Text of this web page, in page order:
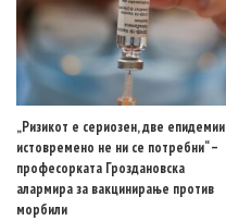
„Ризикот е сериозен, две епидемии
истовремено не ни се потребни“ –
професорката Гроздановска
алармира за вакцинирање против
морбили